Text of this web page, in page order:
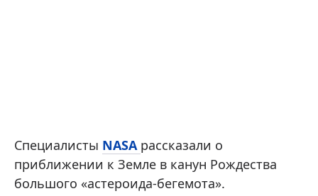
Специалисты NASA рассказали о
приближении к Земле в канун Рождества
большого «астероида-бегемота».